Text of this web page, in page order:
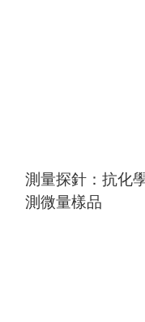
測量探針：抗化
測微量樣品